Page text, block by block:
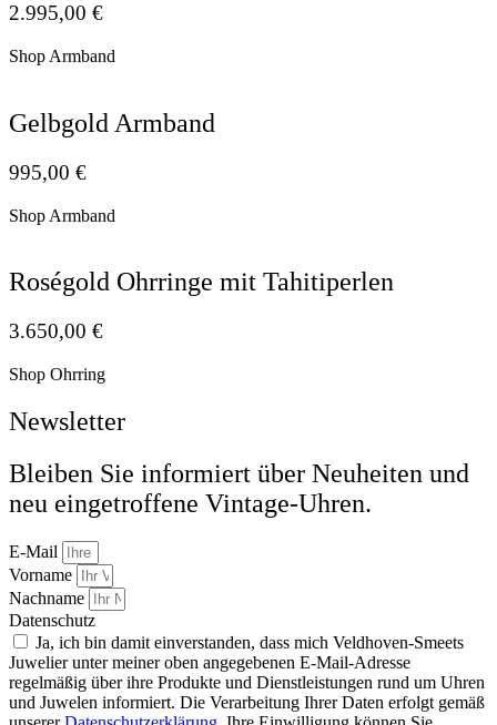
2.995,00 €
Shop Armband
Gelbgold Armband
995,00 €
Shop Armband
Roségold Ohrringe mit Tahitiperlen
3.650,00 €
Shop Ohrring
Newsletter
Bleiben Sie informiert über Neuheiten und
neu eingetroffene Vintage-Uhren.
E-Mail
Vorname
Nachname
Datenschutz
Ja, ich bin damit einverstanden, dass mich Veldhoven-Smeets
Juwelier unter meiner oben angegebenen E-Mail-Adresse
regelmäßig über ihre Produkte und Dienstleistungen rund um Uhren
und Juwelen informiert. Die Verarbeitung Ihrer Daten erfolgt gemäß